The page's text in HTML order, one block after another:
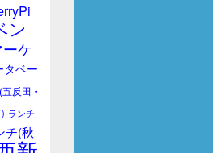
ン
ケ
タベー
反田・
ランチ
チ(秋